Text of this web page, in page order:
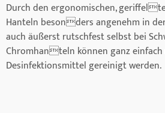
Durch den ergonomischen,
Hanteln besonders angenehm in
auch äußerst rutschfest selbst bei
Chromhanteln können ganz
Desinfektionsmittel gereinigt werden.